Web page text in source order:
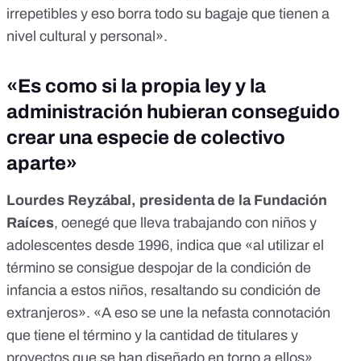
irrepetibles y eso borra todo su bagaje que tienen a
nivel cultural y personal».
«Es como si la propia ley y la
administración hubieran conseguido
crear una especie de colectivo
aparte»
Lourdes Reyzábal, presidenta de la Fundación
Raíces, oenegé que lleva trabajando con niños y
adolescentes desde 1996, indica que «al utilizar el
término se consigue despojar de la condición de
infancia a estos niños, resaltando su condición de
extranjeros». «A eso se une la nefasta connotación
que tiene el término y la cantidad de titulares y
proyectos que se han diseñado en torno a ellos»,